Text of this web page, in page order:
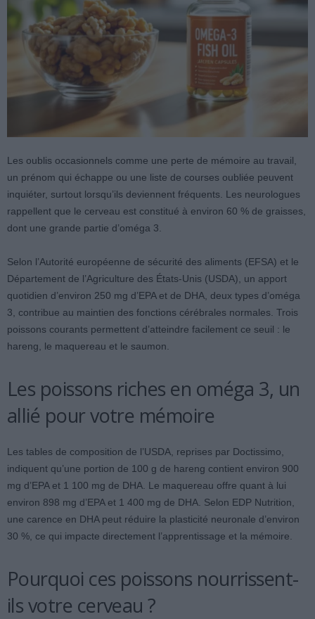
Les oublis occasionnels comme une perte de mémoire au travail,
un prénom qui échappe ou une liste de courses oubliée peuvent
inquiéter, surtout lorsqu’ils deviennent fréquents. Les neurologues
rappellent que le cerveau est constitué à environ 60 % de graisses,
dont une grande partie d’oméga 3.
Selon l’Autorité européenne de sécurité des aliments (EFSA) et le
Département de l’Agriculture des États-Unis (USDA), un apport
quotidien d’environ 250 mg d’EPA et de DHA, deux types d’oméga
3, contribue au maintien des fonctions cérébrales normales. Trois
poissons courants permettent d’atteindre facilement ce seuil : le
hareng, le maquereau et le saumon.
Les poissons riches en oméga 3, un
allié pour votre mémoire
Les tables de composition de l’USDA, reprises par Doctissimo,
indiquent qu’une portion de 100 g de hareng contient environ 900
mg d’EPA et 1 100 mg de DHA. Le maquereau offre quant à lui
environ 898 mg d’EPA et 1 400 mg de DHA. Selon EDP Nutrition,
une carence en DHA peut réduire la plasticité neuronale d’environ
30 %, ce qui impacte directement l’apprentissage et la mémoire.
Pourquoi ces poissons nourrissent-
ils votre cerveau ?